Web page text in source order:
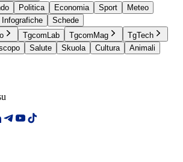
Politica Economia Sport
Meteo
Infografiche
Schede
TgcomLab TgcomMag
TgTech
Salute Skuola Cultura
Animali